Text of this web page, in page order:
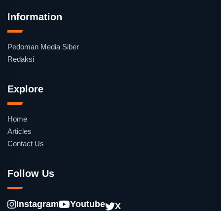
Information
Pedoman Media Siber
Redaksi
Explore
Home
Articles
Contact Us
Follow Us
Instagram Youtube X